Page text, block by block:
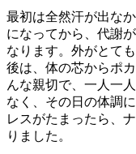
最初は全然汗が出な
になってから、代謝
なります。外がとて
後は、体の芯からポ
んな親切で、一人一
なく、その日の体調
レスがたまったら、
りました。